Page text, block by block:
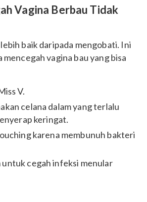
Vagina Berbau Tidak
baik daripada mengobati. Ini
mencegah vagina bau yang bisa
V.
celana dalam yang terlalu
keringat.
karena membunuh bakteri
untuk cegah infeksi menular